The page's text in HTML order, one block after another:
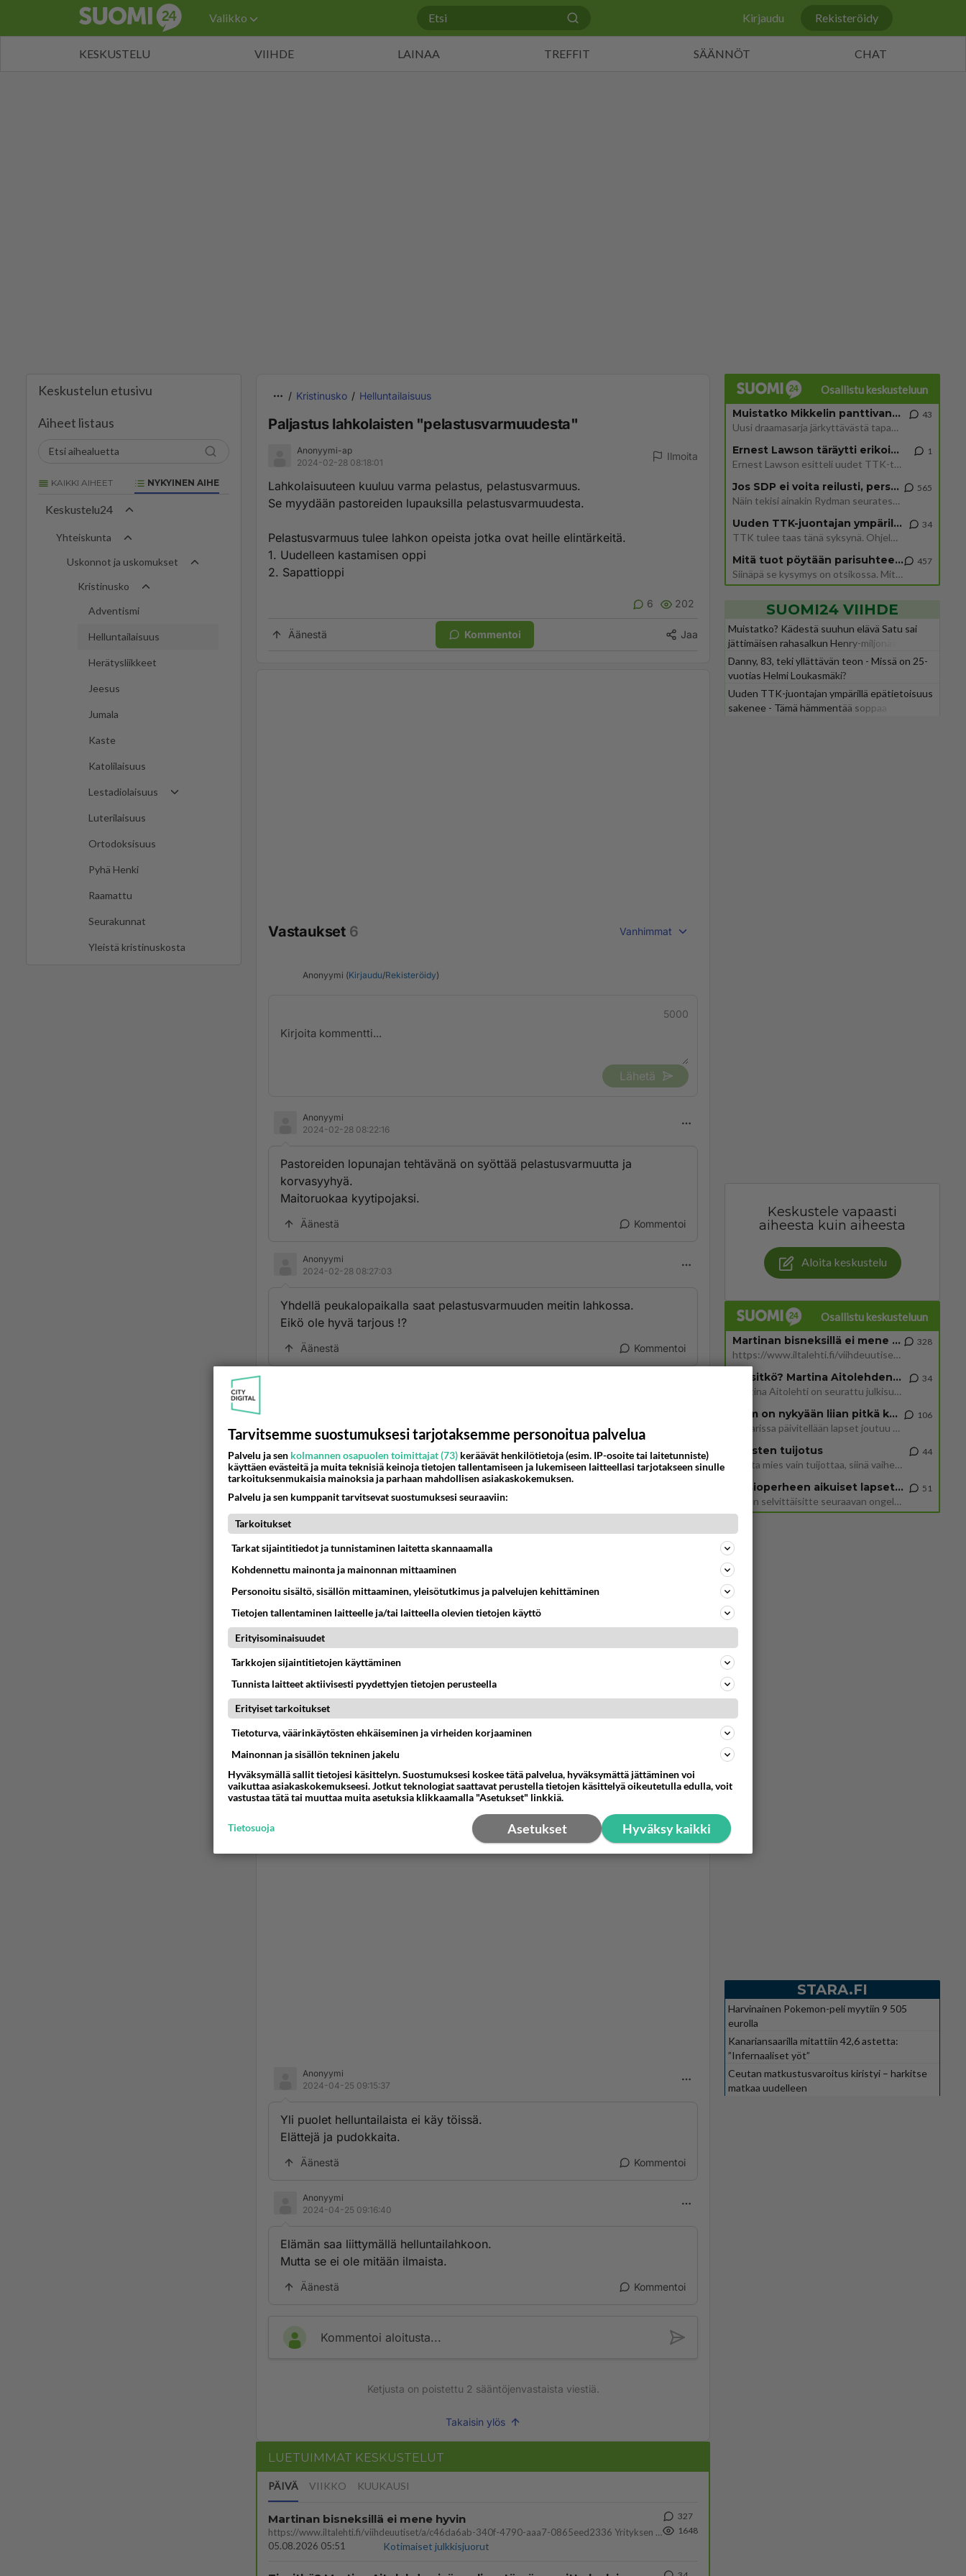
Valikko Kirjaudu Rekisteröidy
KESKUSTELU VIIHDE LAINAA TREFFIT SÄÄNNÖT CHAT
Keskustelun etusivu
Aiheet listaus
KAIKKI AIHEET NYKYINEN AIHE
Keskustelu24
Yhteiskunta
Uskonnot ja uskomukset
Kristinusko
Adventismi
Helluntailaisuus
Herätysliikkeet
Jeesus
Jumala
Kaste
Katolilaisuus
Lestadiolaisuus
Luterilaisuus
Ortodoksisuus
Pyhä Henki
Raamattu
Seurakunnat
Yleistä kristinuskosta
Kristinusko Helluntailaisuus
Paljastus lahkolaisten "pelastusvarmuudesta"
Anonyymi-ap
2024-02-28 08:18:01
Ilmoita
Lahkolaisuuteen kuuluu varma pelastus, pelastusvarmuus.
Se myydään pastoreiden lupauksilla pelastusvarmuudesta.
Pelastusvarmuus tulee lahkon opeista jotka ovat heille elintärkeitä.
1. Uudelleen kastamisen oppi
2. Sapattioppi
6 202
Äänestä Kommentoi Jaa
Vastaukset 6 Vanhimmat
Anonyymi (Kirjaudu/Rekisteröidy)
5000
Lähetä
Anonyymi
2024-02-28 08:22:16
Pastoreiden lopunajan tehtävänä on syöttää pelastusvarmuutta ja
korvasyyhyä.
Maitoruokaa kyytipojaksi.
Äänestä Kommentoi
Anonyymi
2024-02-28 08:27:03
Yhdellä peukalopaikalla saat pelastusvarmuuden meitin lahkossa.
Eikö ole hyvä tarjous !?
Äänestä Kommentoi
Säälin teitä. Milloin ajattelitte hankkia elämän?
Äänestä Kommentoi
Anonyymi
Ei ne hanki kun luukulta saa kaiken valmiina.
Raskainta sen hakeminen.
Äänestä
Anonyymi
2024-04-25 09:15:37
Yli puolet helluntailaista ei käy töissä.
Elättejä ja pudokkaita.
Äänestä Kommentoi
Anonyymi
2024-04-25 09:16:40
Elämän saa liittymällä helluntailahkoon.
Mutta se ei ole mitään ilmaista.
Äänestä Kommentoi
Kommentoi aloitusta...
Ketjusta on poistettu 2 sääntöjenvastaista viestiä.
Takaisin ylös
LUETUIMMAT KESKUSTELUT
PÄIVÄ VIIKKO KUUKAUSI
Martinan bisneksillä ei mene hyvin
https://www.iltalehti.fi/viihdeuutiset/a/c46da6ab-340f-4790-aaa7-0865eed2336 Yrityksen konkurssihakemus on tullut kärä
05.08.2026 05:51
Kotimaiset julkkisjuorut
327
1648
Osallistu keskusteluun
Muistatko Mikkelin panttivankidraaman?
Uusi draamasarja järkyttävästä tapauksesta on tulossa. Tositapahtumiin perustuva sarja ammentaa vuoden 1986 Mikkelin pan
43
Ernest Lawson täräytti erikoisen heiton TTK-lehdistötilaisuudessa: " Onko tässä tarkoituksena...?"
Ernest Lawson esitteli uudet TTK-tähtioppilaat ja opettajat torstaina 6.8. lehdistölle. Tulevalla kaudella on yksi hausk
1
Jos SDP ei voita reilusti, persut kumoavat demokratian Suomesta
Näin tekisi ainakin Rydman seuratessaan idolinsa Trumpin mallia https://www.is.fi/politiikka/art-2000012187244.html
565
Uuden TTK-juontajan ympärillä epätietoisuus sakenee - Nyt MTV hämmentää soppaa
TTK tulee taas tänä syksynä. Ohjelman uudet tähtioppilaat julkistetaan torstaina 6. elokuuta klo 14 alkavassa lehdistö
34
Mitä tuot pöytään parisuhteessa?
Siinäpä se kysymys on otsikossa. Mitäpä siis tuot/toisit pöytään parisuhteessa? Oletko mies vai nainen? Koetko sen mitä
457
SUOMI24 VIIHDE
Muistatko? Kädestä suuhun elävä Satu sai
jättimäisen rahasalkun Henry-miljonääriltä
Danny, 83, teki yllättävän teon - Missä on 25-
vuotias Helmi Loukasmäki?
Uuden TTK-juontajan ympärillä epätietoisuus
sakenee - Tämä hämmentää soppaa
Keskustele vapaasti
aiheesta kuin aiheesta
Aloita keskustelu
Osallistu keskusteluun
Martinan bisneksillä ei mene hyvin
https://www.iltalehti.fi/viihdeuutiset/a/c46da6ab-340f-4790-aaa7-0865eed2336 Yrityksen konkurssihakemus on tullut kärä
328
Tiesitkö? Martina Aitolehden isäpuoli on tämä suosittu laulaja
Martina Aitolehti on seurattu julkisuuden henkilö. Lähipiiriin mahtuu muitakin tunnettuja henkilöitä. Tiesitkö, että Ma
34
2 km on nykyään liian pitkä koulumatka
Hesarissa päivitellään lapset joutuu nyt kulkemaan 2 km kouluun jösses. Ruostefillarilla tuo matka menee vaikka miten äk
106
Miesten tuijotus
Mutta mies vain tuijottaa, siinä vaiheessa käännän itse pään pois. Mikä juttu? Yleensä jos joku tuijottaa tai katsoo, hä
44
Uusioperheen aikuiset lapset tyhjentää jääkaapin käydessään
Miten selvittäisitte seuraavan ongelman, meillä on uusioperhe, minulla teini-ikäiset lapset ja puolisolla aikuiset, jotk
51
STARA.FI
Harvinainen Pokemon-peli myytiin 9 505
eurolla
Kanariansaarilla mitattiin 42,6 astetta:
”Infernaaliset yöt”
Ceutan matkustusvaroitus kiristyi – harkitse
matkaa uudelleen
Tarvitsemme suostumuksesi tarjotaksemme personoitua palvelua
Palvelu ja sen kolmannen osapuolen toimittajat (73) keräävät henkilötietoja (esim. IP-osoite tai laitetunniste)
käyttäen evästeitä ja muita teknisiä keinoja tietojen tallentamiseen ja lukemiseen laitteellasi tarjotakseen sinulle
tarkoituksenmukaisia mainoksia ja parhaan mahdollisen asiakaskokemuksen.
Palvelu ja sen kumppanit tarvitsevat suostumuksesi seuraaviin:
Tarkoitukset
Tarkat sijaintitiedot ja tunnistaminen laitetta skannaamalla
Kohdennettu mainonta ja mainonnan mittaaminen
Personoitu sisältö, sisällön mittaaminen, yleisötutkimus ja palvelujen kehittäminen
Tietojen tallentaminen laitteelle ja/tai laitteella olevien tietojen käyttö
Erityisominaisuudet
Tarkkojen sijaintitietojen käyttäminen
Tunnista laitteet aktiivisesti pyydettyjen tietojen perusteella
Erityiset tarkoitukset
Tietoturva, väärinkäytösten ehkäiseminen ja virheiden korjaaminen
Mainonnan ja sisällön tekninen jakelu
Hyväksymällä sallit tietojesi käsittelyn. Suostumuksesi koskee tätä palvelua, hyväksymättä jättäminen voi
vaikuttaa asiakaskokemukseesi. Jotkut teknologiat saattavat perustella tietojen käsittelyä oikeutetulla edulla, voit
vastustaa tätä tai muuttaa muita asetuksia klikkaamalla "Asetukset" linkkiä.
Hyväksy kaikki
Asetukset
Tietosuoja